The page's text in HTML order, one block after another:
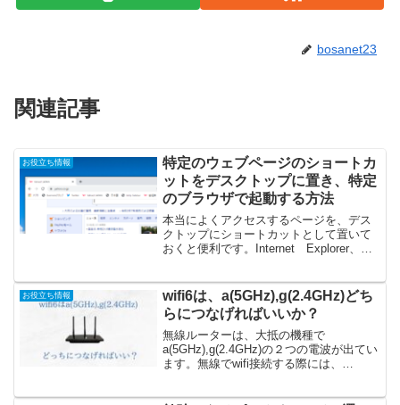
bosanet23
関連記事
お役立ち情報
特定のウェブページのショートカ
ットをデスクトップに置き、特定
のブラウザで起動する方法
本当によくアクセスするページを、デス
クトップにショートカットとして置いて
おくと便利です。Internet Explorer、
トップに貼り付...
お役立ち情報
wifi6は、a(5GHz),g(2.4GHz)どち
らにつなげればいいか？
無線ルーターは、大抵の機種で
a(5GHz),g(2.4GHz)の２つの電波が出てい
ます。無線でwifi接続する際には、